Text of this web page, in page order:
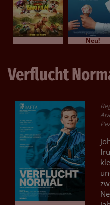
Neu!
Verflucht